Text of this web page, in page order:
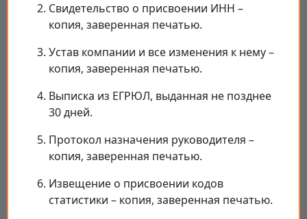
Свидетельство о присвоении ИНН –
копия, заверенная печатью.
Устав компании и все изменения к нему –
копия, заверенная печатью.
Выписка из ЕГРЮЛ, выданная не позднее
30 дней.
Протокол назначения руководителя –
копия, заверенная печатью.
Извещение о присвоении кодов
статистики – копия, заверенная печатью.